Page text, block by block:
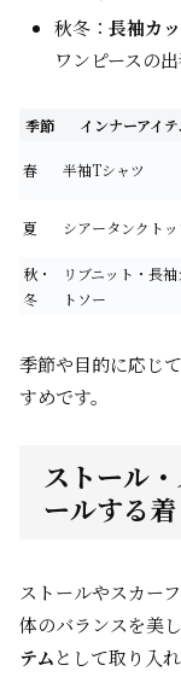
秋冬： 長袖カ
ワンピースの
季節 インナーアイテ
春 半袖Tシャツ
夏 シアータンクト
秋・
冬
リブニット・長袖
トソー
季節や目的に応じ
すめです。
ストール
ールする
ストールやスカー
体のバランスを美
テムとして取り入